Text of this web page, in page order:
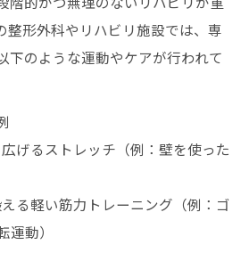
整形外科やリハビリ施設では、専
下のような運動やケアが行われて
げるストレッチ（例：壁を使った
る軽い筋力トレーニング（例：ゴ
動）